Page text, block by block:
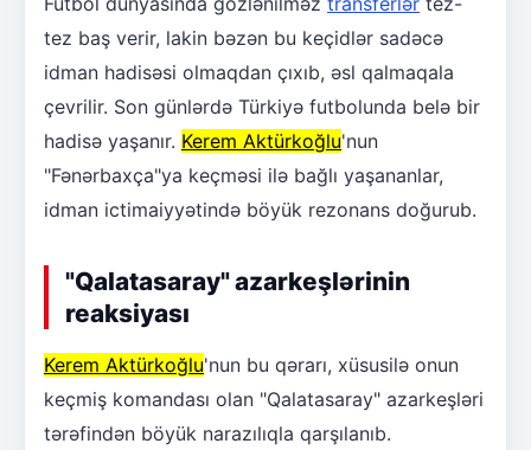
tez baş verir, lakin bəzən bu keçidlər sadəcə
idman hadisəsi olmaqdan çıxıb, əsl qalmaqala
çevrilir. Son günlərdə Türkiyə futbolunda belə bir
hadisə yaşanır. Kerem Aktürkoğlu'nun
"Fənərbaxça"ya keçməsi ilə bağlı yaşananlar,
idman ictimaiyyətində böyük rezonans doğurub.
"Qalatasaray" azarkeşlərinin
reaksiyası
Kerem Aktürkoğlu'nun bu qərarı, xüsusilə onun
keçmiş komandası olan "Qalatasaray" azarkeşləri
tərəfindən böyük narazılıqla qarşılanıb.